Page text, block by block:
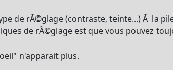
de rÃ©glage (contraste, teinte...) Ã la
de rÃ©glage est que vous pouvez
n'apparait plus.